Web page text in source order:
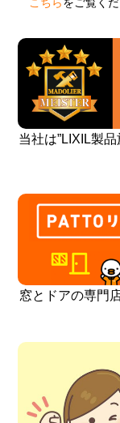
こちら をご覧くだ
当社は”LIXIL製
窓とドアの専門